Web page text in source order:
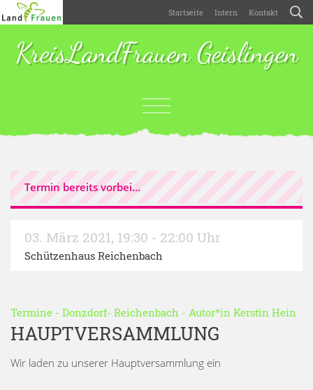
Startseite Intern Kontakt
KreisLandFrauen Geislingen
Termin bereits vorbei...
03. März 2021, 19:30 - 22:00 Uhr
Schützenhaus Reichenbach
Termine - Donzdorf- Reichenbach - Autor*in Kerstin Hein
HAUPTVERSAMMLUNG
Wir laden zu unserer Hauptversammlung ein